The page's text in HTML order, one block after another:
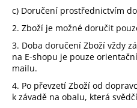
c) Doručení prostřednictvím
2. Zboží je možné doručit
3. Doba doručení Zboží vždy
na E-shopu je pouze
mailu.
4. Po převzetí Zboží od
k závadě na obalu, která